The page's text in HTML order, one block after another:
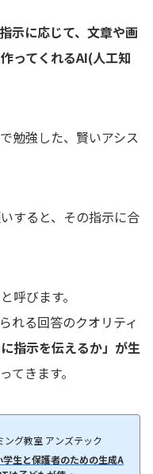
示に応じて、文章や画
ってくれるAI(人工知
勉強した、賢いアシス
すると、その指示に合
呼びます。
れる回答のクオリティ
に指示を伝えるか」が生
てきます。
ング教室 アンズテック
学生と保護者のための生成A